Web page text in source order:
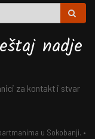
nadje
za kontakt i stvar
u Sokobanji. •